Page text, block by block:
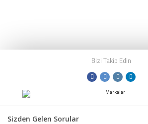
Bizi Takip Edin
Sizden Gelen Sorular